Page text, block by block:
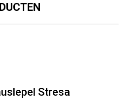
Stresa